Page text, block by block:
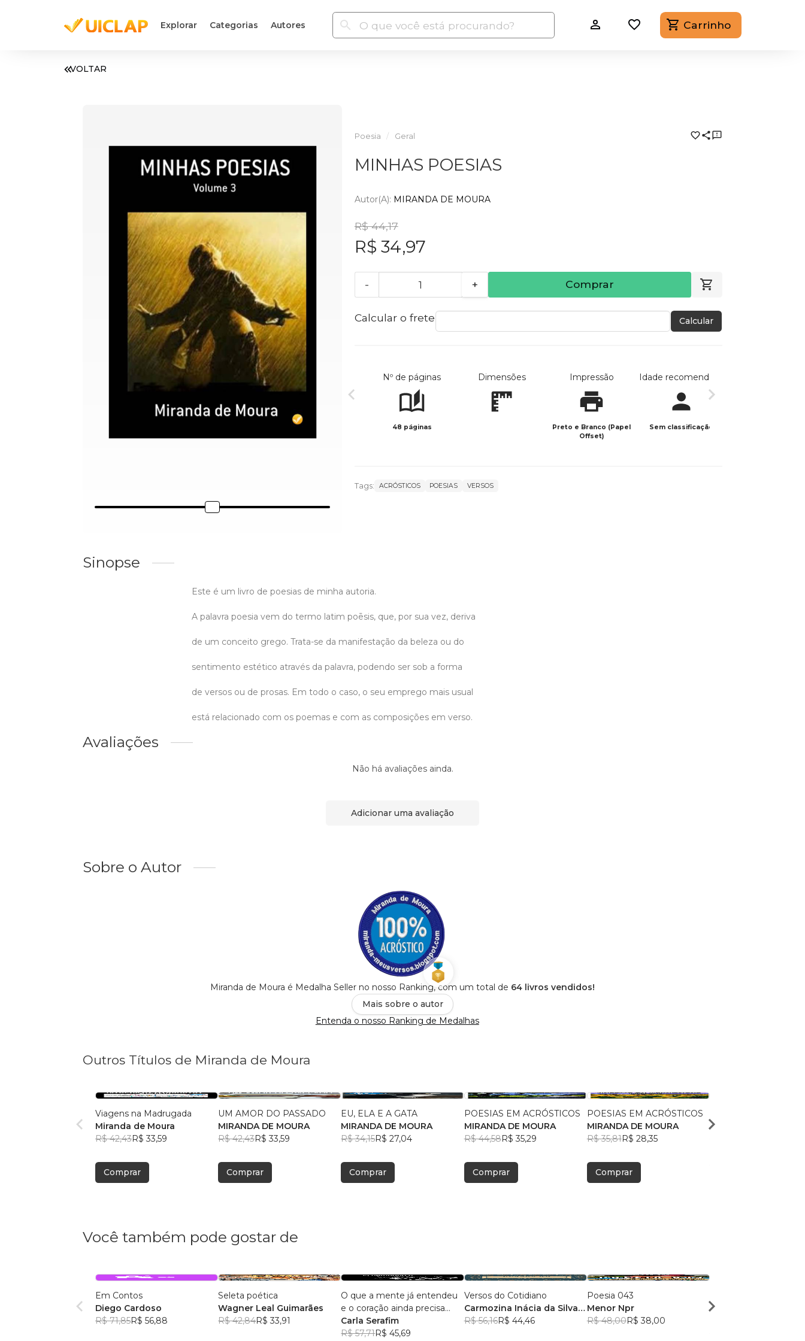
Explorar Categorias Autores Carrinho
VOLTAR
Poesia Geral
MINHAS POESIAS
Autor(a): MIRANDA DE MOURA
R$ 44,17
R$ 34,97
- + Comprar
Calcular o frete Calcular
Nº de páginas
48 páginas
Dimensões Impressão
Preto e Branco (Papel
Offset)
Idade recomendada
Sem classificação
Tags: ACRÓSTICOS POESIAS VERSOS
Sinopse
Este é um livro de poesias de minha autoria.
A palavra poesia vem do termo latim poēsis, que, por sua vez, deriva
de um conceito grego. Trata-se da manifestação da beleza ou do
sentimento estético através da palavra, podendo ser sob a forma
de versos ou de prosas. Em todo o caso, o seu emprego mais usual
está relacionado com os poemas e com as composições em verso.
Avaliações
Não há avaliações ainda.
Adicionar uma avaliação
Sobre o Autor
Miranda de Moura é Medalha Seller no nosso Ranking, com um total de 64 livros vendidos!
Mais sobre o autor
Entenda o nosso Ranking de Medalhas
Outros Títulos de Miranda de Moura
Viagens na Madrugada
Miranda de Moura
R$ 42,43R$ 33,59
Comprar
UM AMOR DO PASSADO
MIRANDA DE MOURA
R$ 42,43R$ 33,59
Comprar
EU, ELA E A GATA
MIRANDA DE MOURA
R$ 34,15R$ 27,04
Comprar
POESIAS EM ACRÓSTICOS
MIRANDA DE MOURA
R$ 44,58R$ 35,29
Comprar
POESIAS EM ACRÓSTICOS
MIRANDA DE MOURA
R$ 35,81R$ 28,35
Comprar
MIRANDA DE MOURA
Você também pode gostar de
Em Contos
Diego Cardoso
R$ 71,85R$ 56,88
Seleta poética
Wagner Leal Guimarães
R$ 42,84R$ 33,91
O que a mente já entendeu
e o coração ainda precisa
aceitar
Carla Serafim
R$ 57,71R$ 45,69
Versos do Cotidiano
Carmozina Inácia da Silva
Rodrigues
R$ 56,16R$ 44,46
Poesia 043
Menor Npr
R$ 48,00R$ 38,00
com o Coração